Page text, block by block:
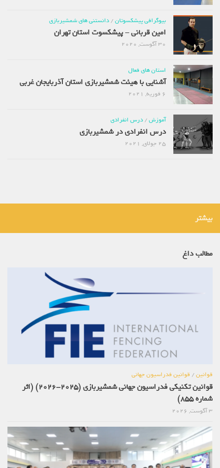
بیوگرافی پیشکسوتان/ دانستنی های شمشیربازی
امین قربانی – پیشکسوت استان تهران
30 آگوست, 2020
استان های فعال
آشنایی با هیئت شمشیربازی استان آذربایجان غربی
6 فوریه, 2021
آموزش/ درس انفرادی
درس انفرادی در شمشیربازی
25 جولای, 2021
بیشتر
مطالب داغ
قوانین/ قوانین فدراسیون جهانی
قوانین تکنیکی فدراسیون جهانی شمشیربازی (2025-2026) (اثر
شماره 855)
3 آگوست, 2026